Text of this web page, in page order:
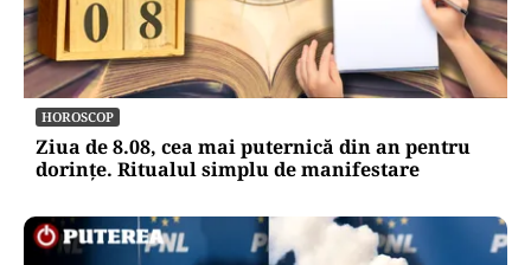
HOROSCOP
Ziua de 8.08, cea mai puternică din an pentru
dorințe. Ritualul simplu de manifestare